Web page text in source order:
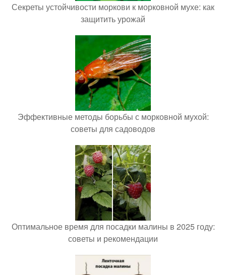
Секреты устойчивости моркови к морковной мухе: как
защитить урожай
Эффективные методы борьбы с морковной мухой:
советы для садоводов
Оптимальное время для посадки малины в 2025 году:
советы и рекомендации